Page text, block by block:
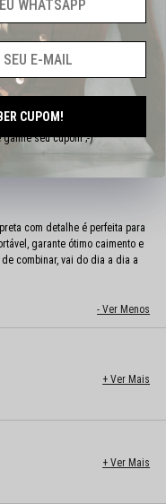
R$399,90
com detalhe é perfeita para
garante ótimo caimento e
combinar, vai do dia a dia a
ganhe seu cupom ;-)
CUPOM!